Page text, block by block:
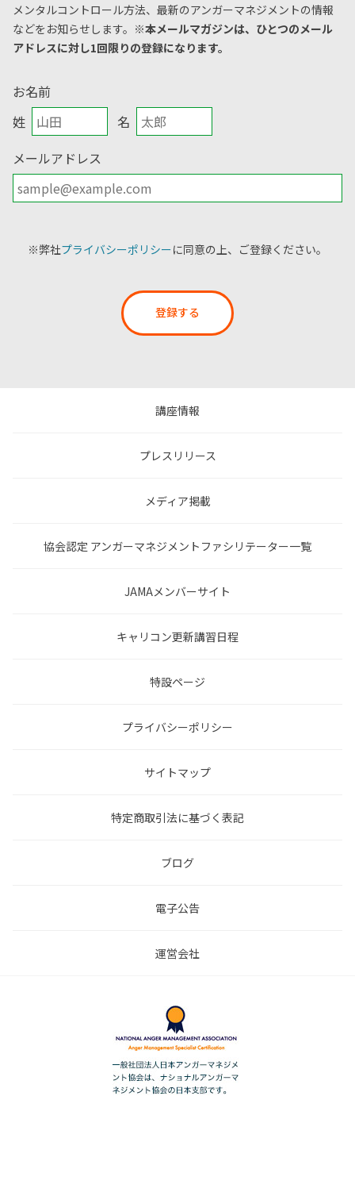
メンタルコントロール方法、 最新のアンガーマネジメントの情報
などをお知らせします。 ※本メールマガジンは、ひとつのメール
アドレスに対し1回限りの登録になります。
お名前
姓
名
メールアドレス
※弊社プライバシーポリシーに同意の上、ご登録ください。
登録する
講座情報
プレスリリース
メディア掲載
協会認定 アンガーマネジメントファシリテーター一覧
JAMAメンバーサイト
キャリコン更新講習日程
特設ページ
プライバシーポリシー
サイトマップ
特定商取引法に基づく表記
ブログ
電子公告
運営会社